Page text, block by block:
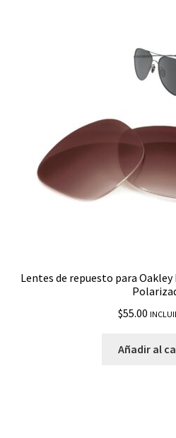
Lentes de repuesto para
$55.00
Añadir al